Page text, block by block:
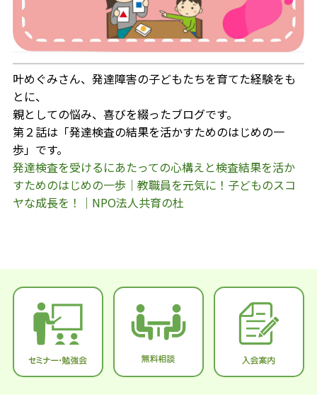
叶めぐみさん、発達障害の子どもたちを育てた経験をも
とに、
親としての悩み、喜びを綴ったブログです。
第２話は「発達検査の結果を活かすためのはじめの一
歩」です。
発達検査を受けるにあたっての心構えと検査結果を活か
すためのはじめの一歩｜教職員を元気に！子どものスコ
ヤな成長を！｜NPO法人共育の杜